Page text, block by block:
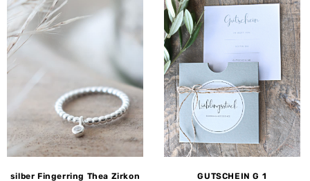
silber Fingerring Thea Zirkon
GUTSCHEIN G 1